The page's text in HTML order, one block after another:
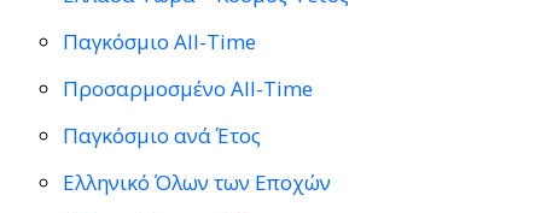
Παγκόσμιο All-Time
Προσαρμοσμένο All-Time
Παγκόσμιο ανά Έτος
Ελληνικό Όλων των Εποχών